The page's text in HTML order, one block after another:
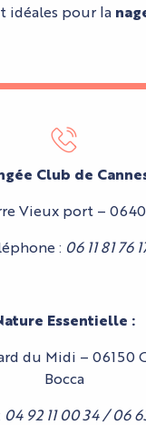
idéales pour la
Club de
Vieux port –
: 06 11 81 76
Essentielle :
du Midi – 06150
Bocca
04 92 11 00 34 / 06